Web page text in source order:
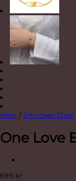
Hem / Smycken Dam
One Love
699 kr